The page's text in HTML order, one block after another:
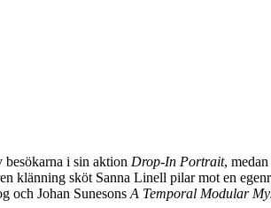
i sin aktion Drop-In Portrait,
klänning sköt Sanna Linell pilar mot en
och Johan Sunesons A Temporal Modular